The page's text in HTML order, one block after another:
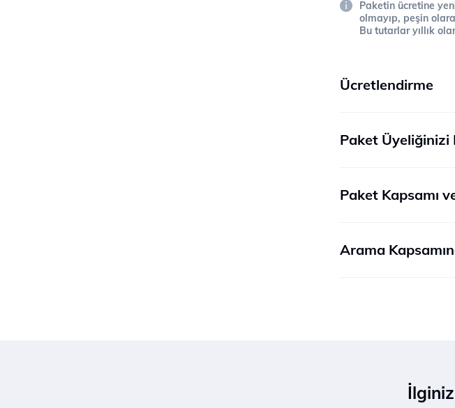
Paketin ücretine
olmayıp, peşin
Bu tutarlar yıllık
Ücretlendirme
Paket Üyeliğinizi
Paket Kapsamı
Arama